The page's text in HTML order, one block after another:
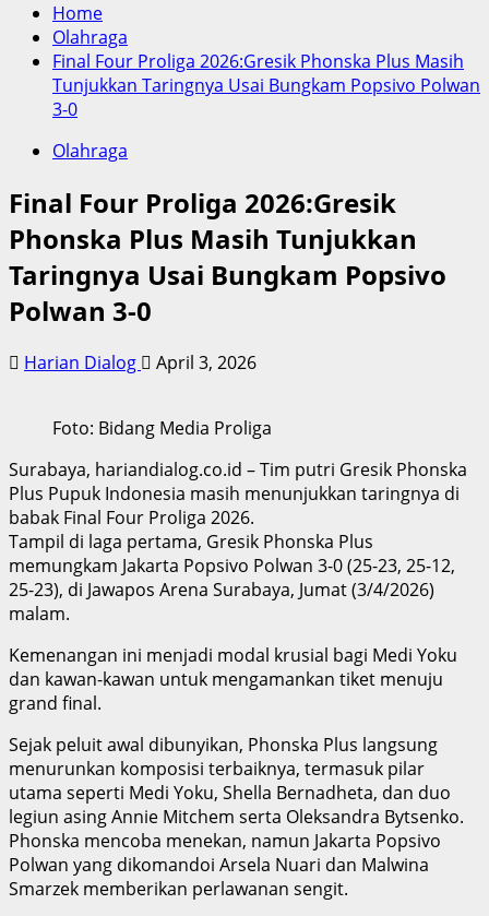
Home
Olahraga
Final Four Proliga 2026:Gresik Phonska Plus Masih
Tunjukkan Taringnya Usai Bungkam Popsivo Polwan
3-0
Olahraga
Final Four Proliga 2026:Gresik
Phonska Plus Masih Tunjukkan
Taringnya Usai Bungkam Popsivo
Polwan 3-0
Harian Dialog April 3, 2026
Foto: Bidang Media Proliga
​Surabaya, hariandialog.co.id – Tim putri Gresik Phonska
Plus Pupuk Indonesia masih menunjukkan taringnya di
babak Final Four Proliga 2026.
Tampil di laga pertama, Gresik Phonska Plus
memungkam Jakarta Popsivo Polwan 3-0 (25-23, 25-12,
25-23), di Jawapos Arena Surabaya, Jumat (3/4/2026)
malam.
Kemenangan ini menjadi modal krusial bagi Medi Yoku
dan kawan-kawan untuk mengamankan tiket menuju
grand final.
​Sejak peluit awal dibunyikan, Phonska Plus langsung
menurunkan komposisi terbaiknya, termasuk pilar
utama seperti Medi Yoku, Shella Bernadheta, dan duo
legiun asing Annie Mitchem serta Oleksandra Bytsenko.
Phonska mencoba menekan, namun Jakarta Popsivo
Polwan yang dikomandoi Arsela Nuari dan Malwina
Smarzek memberikan perlawanan sengit.